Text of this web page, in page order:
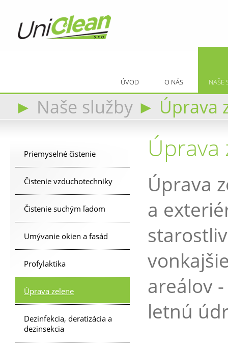
ÚVOD O NÁS NAŠE
► Naše služby ► Úprava
Priemyselné čistenie
Čistenie vzduchotechniky
Čistenie suchým ľadom
Umývanie okien a fasád
Profylaktika
Úprava zelene
Dezinfekcia, deratizácia a
dezinsekcia
Úprava
a
areálov
letnú